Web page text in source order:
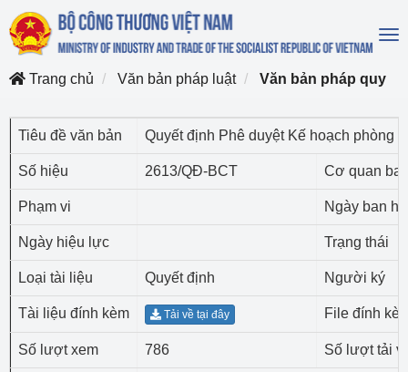
Trang chủ
Văn bản pháp luật Văn bản pháp quy
Tiêu đề văn bản Quyết định Phê duyệt Kế hoạch phòng
Số hiệu 2613/QĐ-BCT Cơ quan
Phạm vi Ngày ban
Ngày hiệu lực Trạng thái
Loại tài liệu Quyết định Người ký
Tài liệu đính kèm Tải về tại đây File đính
Số lượt xem 786 Số lượt tải